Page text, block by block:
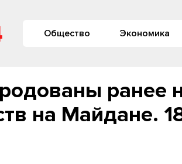
Общество Экономика
ранее
на Майдане.